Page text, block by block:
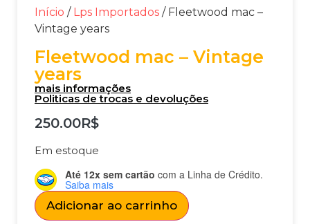
Início / Lps Importados / Fleetwood mac –
Vintage years
Fleetwood mac – Vintage
years
mais informações
Politicas de trocas e devoluções
250.00R$
Em estoque
Até 12x sem cartão com a Linha de Crédito.
Saiba mais
Adicionar ao carrinho